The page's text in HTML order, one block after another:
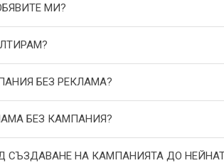
МИ?
БЕЗ РЕКЛАМА?
БЕЗ КАМПАНИЯ?
СЪЗДАВАНЕ НА КАМПАНИЯТА ДО